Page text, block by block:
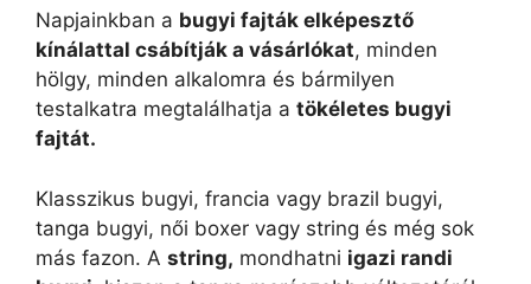
Napjainkban a bugyi fajták elképesztő
kínálattal csábítják a vásárlókat, minden
hölgy, minden alkalomra és bármilyen
testalkatra megtalálhatja a tökéletes bugyi
fajtát.
Klasszikus bugyi, francia vagy brazil bugyi,
tanga bugyi, női boxer vagy string és még sok
más fazon. A string, mondhatni igazi randi